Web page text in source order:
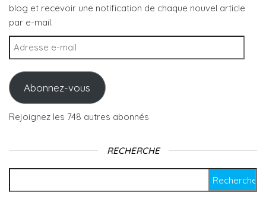
blog et recevoir une notification de chaque nouvel article
par e-mail.
Adresse e-mail
Abonnez-vous
Rejoignez les 748 autres abonnés
RECHERCHE